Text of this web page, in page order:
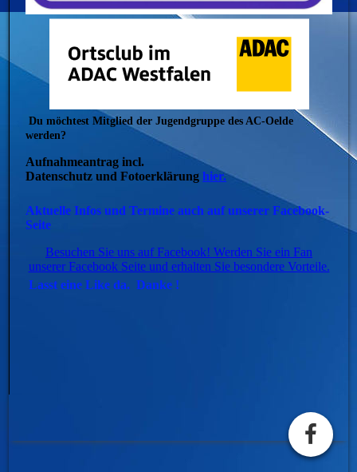
Du möchtest Mitglied der Jugendgruppe des AC-Oelde
werden?
Aufnahmeantrag incl.
Datenschutz und Fotoerklärunghier.
Aktuelle Infos und Termine auch auf unserer Facebook-
Seite
Besuchen Sie uns auf Facebook! Werden Sie ein Fan
unserer Facebook Seite und erhalten Sie besondere Vorteile.
Lasst eine Like da. Danke !